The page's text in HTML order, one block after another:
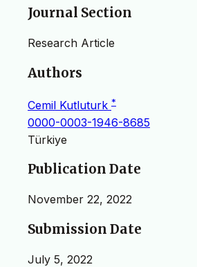
Journal Section
Research Article
Authors
Cemil Kutluturk *
0000-0003-1946-8685
Türkiye
Publication Date
November 22, 2022
Submission Date
July 5, 2022